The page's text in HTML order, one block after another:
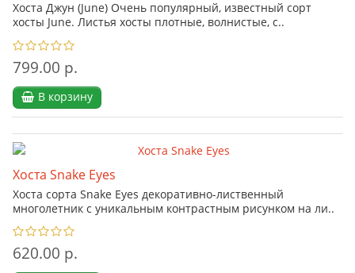
Хоста Джун (June) Очень популярный, известный сорт
хосты June. Листья хосты плотные, волнистые, с..
799.00 р.
В корзину
Хоста Snake Eyes
Хоста сорта Snake Eyes декоративно-лиственный
многолетник с уникальным контрастным рисунком на ли..
620.00 р.